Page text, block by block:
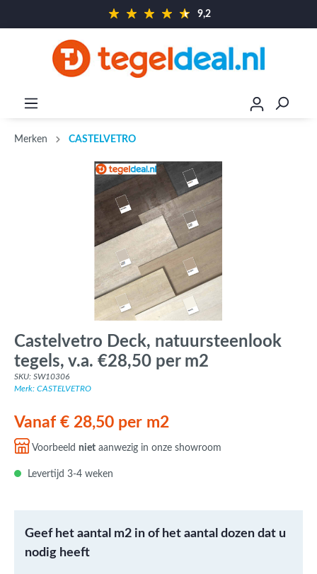
9,2
Merken CASTELVETRO
Castelvetro Deck, natuursteenlook
tegels, v.a. €28,50 per m2
SKU: SW10306
Merk: CASTELVETRO
Vanaf € 28,50 per m2
Voorbeeld niet aanwezig in onze showroom
Levertijd 3-4 weken
Geef het aantal m2 in of het aantal dozen dat u
nodig heeft